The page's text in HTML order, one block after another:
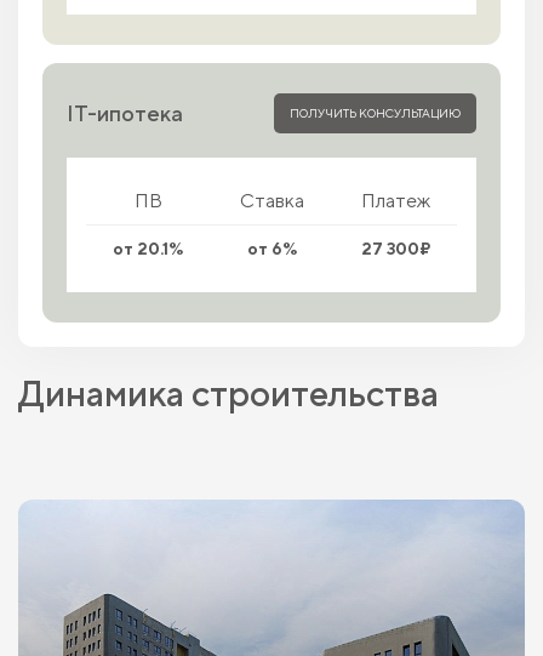
IT-ипотека ПОЛУЧИТЬ КОНСУЛЬТАЦИЮ
ПВ Ставка Платеж
от 20.1% от 6% 27 300₽
Динамика строительства